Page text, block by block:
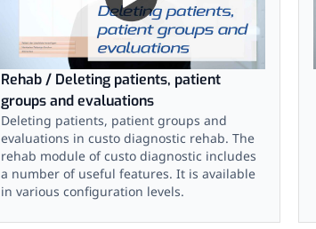
Rehab / Deleting patients, patient
groups and evaluations
Deleting patients, patient groups and
evaluations in custo diagnostic rehab. The
rehab module of custo diagnostic includes
a number of useful features. It is available
in various configuration levels.